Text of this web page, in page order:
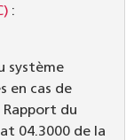
:
système
en cas de
du
04.3000 de la